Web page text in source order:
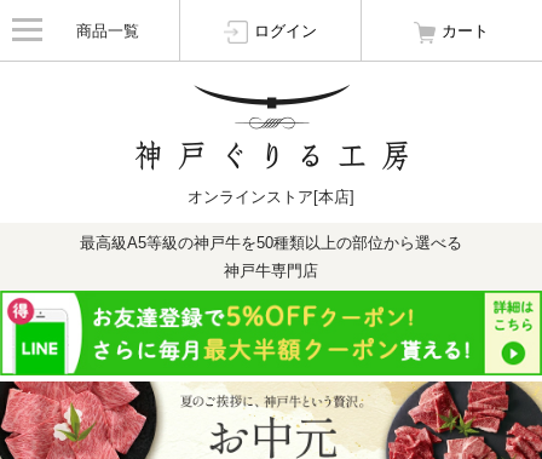
商品一覧 ログイン カート
オンラインストア[本店]
最高級A5等級の神戸牛を50種類以上の部位から選べる
神戸牛専門店